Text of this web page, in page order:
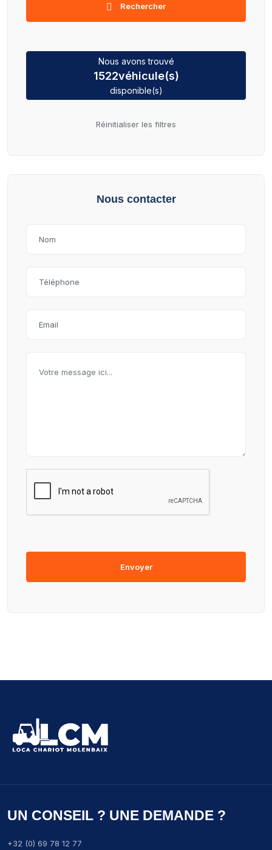
Rechercher
Nous avons trouvé
1522véhicule(s)
disponible(s)
Réinitialiser les filtres
Nous contacter
Envoyer
UN CONSEIL ? UNE DEMANDE ?
+32 (0) 69 78 12 77